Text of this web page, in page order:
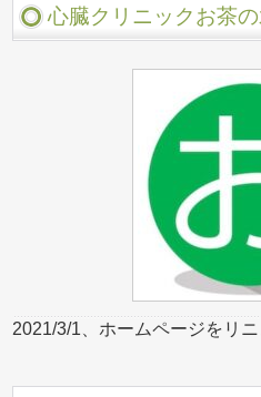
心臓クリニックお茶
2021/3/1、ホームページをリニ